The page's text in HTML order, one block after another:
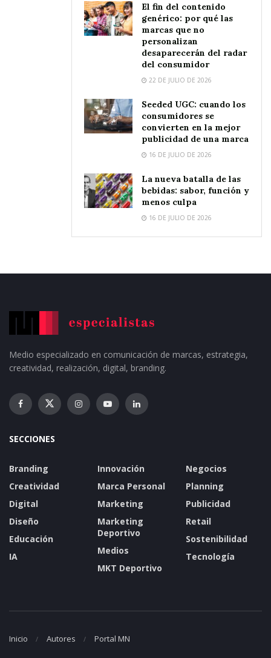
El fin del contenido
genérico: por qué las
marcas que no
personalizan
desaparecerán del radar
del consumidor
22 DE JULIO DE 2026
Seeded UGC: cuando los
consumidores se
convierten en la mejor
publicidad de una marca
16 DE JULIO DE 2026
La nueva batalla de las
bebidas: sabor, función y
menos culpa
16 DE JULIO DE 2026
Medio especializado en comunicación de marcas, estrategia,
creatividad, realización, digital, branding.
SECCIONES
Branding
Creatividad
Digital
Diseño
Educación
IA
Innovación
Marca Personal
Marketing
Marketing
Deportivo
Medios
MKT Deportivo
Negocios
Planning
Publicidad
Retail
Sostenibilidad
Tecnología
Inicio Autores Portal MN